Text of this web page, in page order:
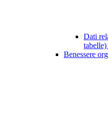
Dati
tabelle)
Benessere